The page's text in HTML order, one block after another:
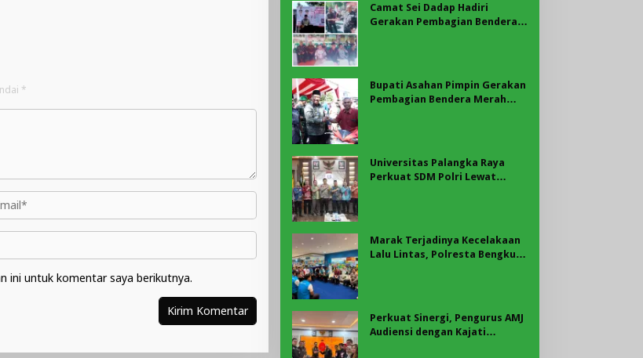
*
ini untuk komentar saya berikutnya.
Camat Sei Dadap Hadiri
Gerakan Pembagian Bendera
Bupati Asahan Pimpin Gerakan
Pembagian Bendera Merah
Universitas Palangka Raya
Perkuat SDM Polri Lewat
Marak Terjadinya Kecelakaan
Lalu Lintas, Polresta Bengkulu
Perkuat Sinergi, Pengurus AMJ
Audiensi dengan Kajati